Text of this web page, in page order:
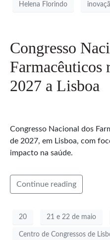
Helena Florindo
Congresso
Farmacêuticos
2027 a Lisboa
Congresso Nacional dos
de 2027, em Lisboa, com
impacto na saúde.
Continue reading
20 21 e 22 de maio
Centro de Congressos de